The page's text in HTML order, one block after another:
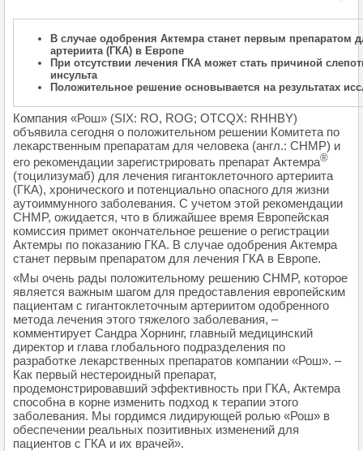
В случае одобрения Актемра станет первым препаратом
артериита (ГКА) в Европе
При отсутствии лечения ГКА может стать причиной
инсульта
Положительное решение основывается на результатах
Компания «Рош» (SIX: RO, ROG; OTCQX: RHHBY)
объявила сегодня о положительном решении Комитета по
лекарственным препаратам для человека (англ.: CHMP) и
его рекомендации зарегистрировать препарат Актемра®
(тоцилизумаб) для лечения гигантоклеточного артериита
(ГКА), хронического и потенциально опасного для жизни
аутоиммунного заболевания. С учетом этой рекомендации
CHMP, ожидается, что в ближайшее время Европейская
комиссия примет окончательное решение о регистрации
Актемры по показанию ГКА. В случае одобрения Актемра
станет первым препаратом для лечения ГКА в Европе.
«Мы очень рады положительному решению CHMP, которое
является важным шагом для предоставления европейским
пациентам с гигантоклеточным артериитом одобренного
метода лечения этого тяжелого заболевания, –
комментирует Сандра Хорнинг, главный медицинский
директор и глава глобального подразделения по
разработке лекарственных препаратов компании «Рош». –
Как первый нестероидный препарат,
продемонстрировавший эффективность при ГКА, Актемра
способна в корне изменить подход к терапии этого
заболевания. Мы гордимся лидирующей ролью «Рош» в
обеспечении реальных позитивных изменений для
пациентов с ГКА и их врачей».